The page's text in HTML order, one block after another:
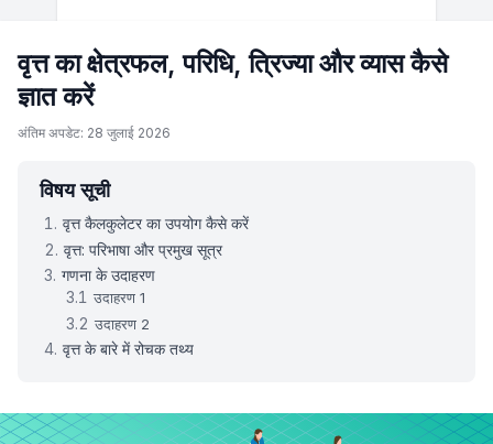
वृत्त का क्षेत्रफल, परिधि, त्रिज्या और व्यास कैसे
ज्ञात करें
अंतिम अपडेट: 28 जुलाई 2026
विषय सूची
वृत्त कैलकुलेटर का उपयोग कैसे करें
वृत्त: परिभाषा और प्रमुख सूत्र
गणना के उदाहरण
उदाहरण 1
उदाहरण 2
वृत्त के बारे में रोचक तथ्य